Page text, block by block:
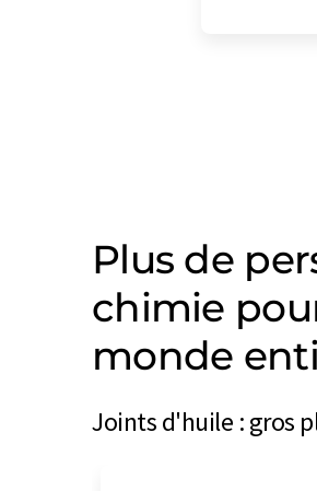
Plus de
chimie
monde
Joints d'huile : gros